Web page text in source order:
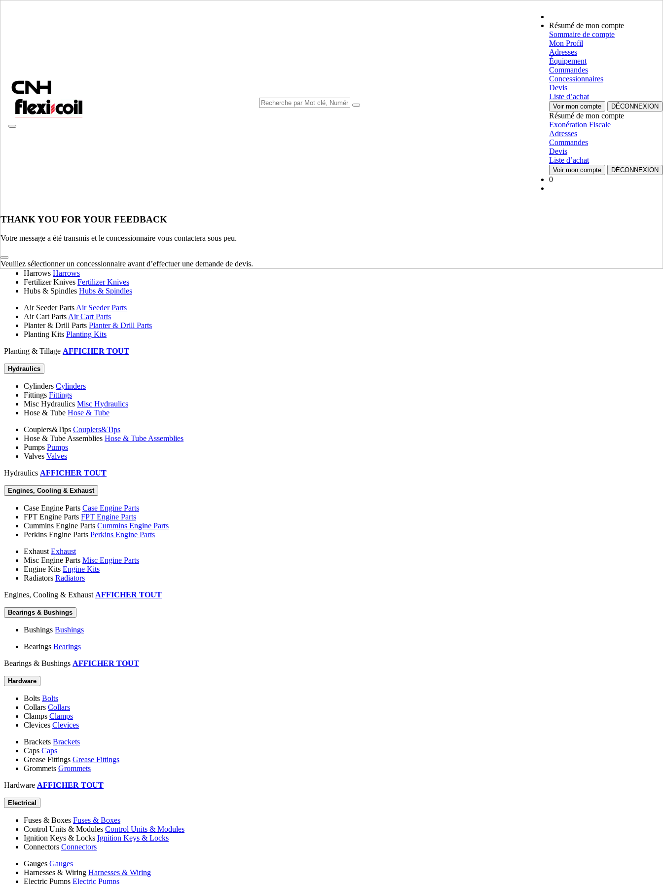
Résumé de mon compte
Sommaire de compte
Mon Profil
Adresses
Équipement
Commandes
Concessionnaires
Devis
Liste d’achat
Voir mon compte DÉCONNEXION
Résumé de mon compte
Exonération Fiscale
Adresses
Commandes
Devis
Liste d’achat
Voir mon compte DÉCONNEXION
0
THANK YOU FOR YOUR FEEDBACK
Votre message a été transmis et le concessionnaire vous contactera sous peu.
Veuillez sélectionner un concessionnaire avant d’effectuer une demande de devis.
CATÉGORIES
EQUIPMENT
AUTORÉPARATION
CATÉGORIES
Disk Blades Disk Blades
Harrows Harrows
Fertilizer Knives Fertilizer Knives
Hubs & Spindles Hubs & Spindles
Air Seeder Parts Air Seeder Parts
Air Cart Parts Air Cart Parts
Planter & Drill Parts Planter & Drill Parts
Planting Kits Planting Kits
Planting & Tillage AFFICHER TOUT
Hydraulics
Cylinders Cylinders
Fittings Fittings
Misc Hydraulics Misc Hydraulics
Hose & Tube Hose & Tube
Couplers&Tips Couplers&Tips
Hose & Tube Assemblies Hose & Tube Assemblies
Pumps Pumps
Valves Valves
Hydraulics AFFICHER TOUT
Engines, Cooling & Exhaust
Case Engine Parts Case Engine Parts
FPT Engine Parts FPT Engine Parts
Cummins Engine Parts Cummins Engine Parts
Perkins Engine Parts Perkins Engine Parts
Exhaust Exhaust
Misc Engine Parts Misc Engine Parts
Engine Kits Engine Kits
Radiators Radiators
Engines, Cooling & Exhaust AFFICHER TOUT
Bearings & Bushings
Bushings Bushings
Bearings Bearings
Bearings & Bushings AFFICHER TOUT
Hardware
Bolts Bolts
Collars Collars
Clamps Clamps
Clevices Clevices
Brackets Brackets
Caps Caps
Grease Fittings Grease Fittings
Grommets Grommets
Hardware AFFICHER TOUT
Electrical
Fuses & Boxes Fuses & Boxes
Control Units & Modules Control Units & Modules
Ignition Keys & Locks Ignition Keys & Locks
Connectors Connectors
Gauges Gauges
Harnesses & Wiring Harnesses & Wiring
Electric Pumps Electric Pumps